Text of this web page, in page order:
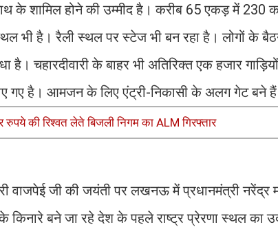
के शामिल होने की उम्मीद है। करीब 65 एकड़ में 230
भी है। रैली स्थल पर स्टेज भी बन रहा है। लोगों के
चहारदीवारी के बाहर भी अतिरिक्त एक हजार
गए है। आमजन के लिए एंट्री-निकासी के अलग गेट बने
की रिश्वत लेते बिजली निगम का ALM गिरफ्तार
वाजपेई जी की जयंती पर लखनऊ में प्रधानमंत्री नरेंद्र
बने जा रहे देश के पहले राष्ट्र प्रेरणा स्थल का